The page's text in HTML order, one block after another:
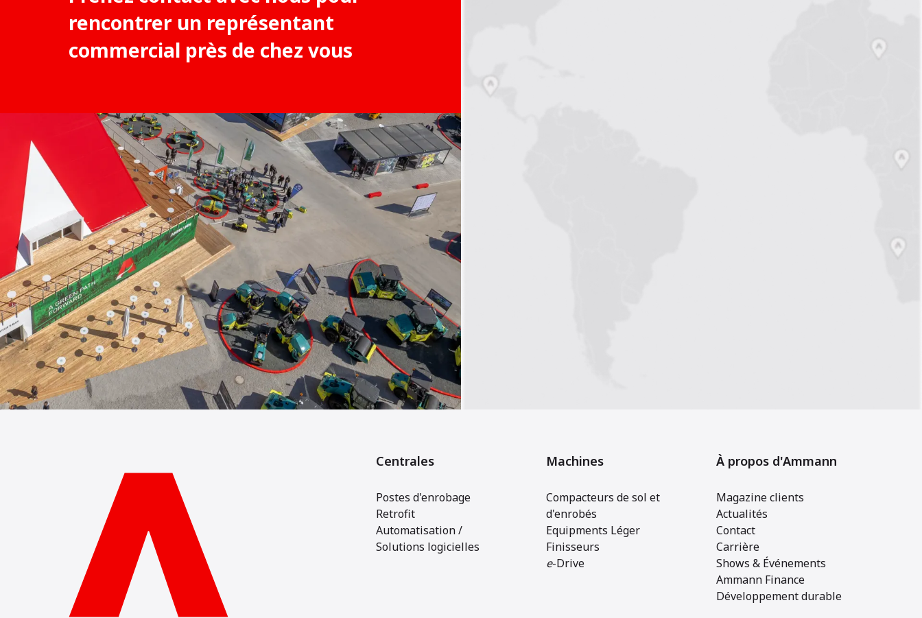
rencontrer un représentant
commercial près de chez vous
Centrales
Postes d'enrobage
Retrofit
Automatisation /
Solutions logicielles
Machines
Compacteurs de sol et
d'enrobés
Equipments Léger
Finisseurs
e-Drive
À propos d'Ammann
Magazine clients
Actualités
Contact
Carrière
Shows & Événements
Ammann Finance
Développement durable